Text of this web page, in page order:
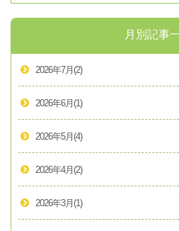
月別記事
2026年7月 (2)
2026年6月 (1)
2026年5月 (4)
2026年4月 (2)
2026年3月 (1)